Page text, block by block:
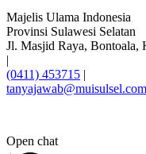
Majelis Ulama Indonesia
Provinsi Sulawesi Selatan
Jl. Masjid Raya, Bontoala,
|
(0411) 453715 |
tanyajawab@muisulsel.com
Open chat